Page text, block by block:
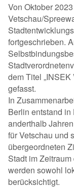
Von Oktober
Vetschau/
fortgeschrieben.
dem Titel
gefasst.
In
Berlin entstand
anderthalb
für Vetschau und
übergeordneten
Stadt im
werden sowohl
berücksichtigt.